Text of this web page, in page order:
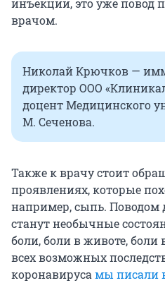
инъекции, это уже повод
врачом.
Николай Крючков —
директор ООО
доцент Медицинского
М. Сеченова.
Также к врачу стоит
проявлениях, которые
например, сыпь. Поводом
станут необычные
боли, боли в животе, боли
всех возможных
коронавирусамы писали